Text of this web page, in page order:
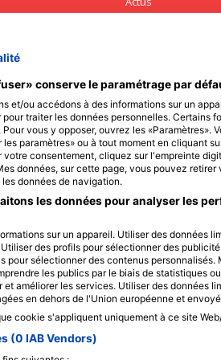
conserve le paramétrage par
et/ou accédons à des informations sur un
traiter les données personnelles. Certains
vous y opposer, ouvrez les «Paramètres».
paramètres» ou à tout moment en cliquant
votre consentement, cliquez sur l'empreinte
données, sur cette page, vous pouvez
données de navigation.
les données pour analyser les
sur un appareil. Utiliser des données
des profils pour sélectionner des
pour sélectionner des contenus
les publics par le biais de statistiques
améliorer les services. Utiliser des données
en dehors de l'Union européenne et
cookie s'appliquent uniquement à ce site
(0 IAB Vendors)